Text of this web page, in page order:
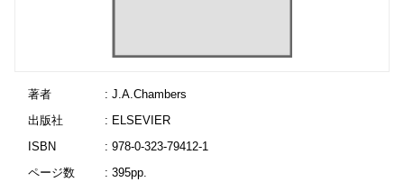
著者
: J.A.Chambers
出版社
: ELSEVIER
ISBN
: 978-0-323-79412-1
ページ数
: 395pp.